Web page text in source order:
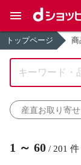
トップページ 商
産直お取り寄
1 ～ 60 / 201 件